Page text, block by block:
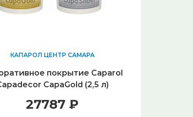
КАПАРОЛ ЦЕНТР САМАРА
покрытие Caparol
CapaGold (2,5 л)
27787 ₽